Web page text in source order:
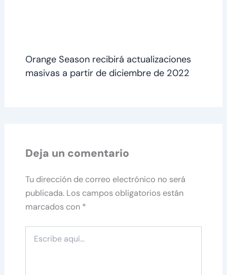
Orange Season recibirá actualizaciones
masivas a partir de diciembre de 2022
Deja un comentario
Tu dirección de correo electrónico no será
publicada. Los campos obligatorios están
marcados con *
aquí...